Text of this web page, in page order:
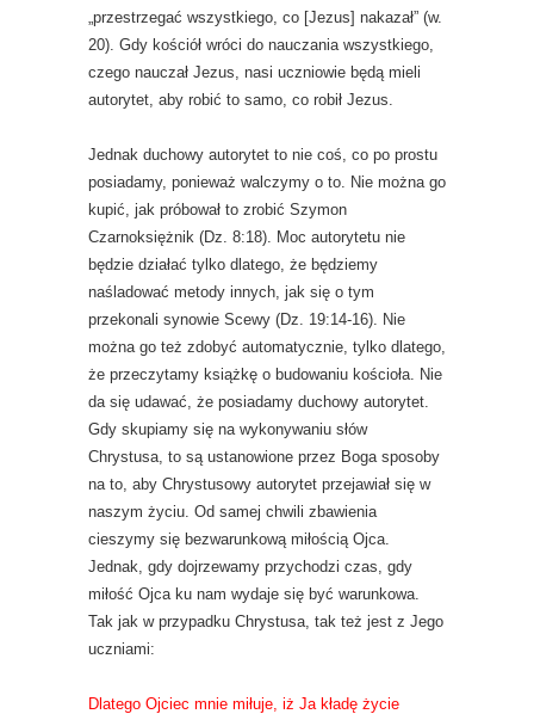
„przestrzegać wszystkiego, co [Jezus] nakazał” (w.
20). Gdy kościół wróci do nauczania wszystkiego,
czego nauczał Jezus, nasi uczniowie będą mieli
autorytet, aby robić to samo, co robił Jezus.
Jednak duchowy autorytet to nie coś, co po prostu
posiadamy, ponieważ walczymy o to. Nie można go
kupić, jak próbował to zrobić Szymon
Czarnoksiężnik (Dz. 8:18). Moc autorytetu nie
będzie działać tylko dlatego, że będziemy
naśladować metody innych, jak się o tym
przekonali synowie Scewy (Dz. 19:14-16). Nie
można go też zdobyć automatycznie, tylko dlatego,
że przeczytamy książkę o budowaniu kościoła. Nie
da się udawać, że posiadamy duchowy autorytet.
Gdy skupiamy się na wykonywaniu słów
Chrystusa, to są ustanowione przez Boga sposoby
na to, aby Chrystusowy autorytet przejawiał się w
naszym życiu. Od samej chwili zbawienia
cieszymy się bezwarunkową miłością Ojca.
Jednak, gdy dojrzewamy przychodzi czas, gdy
miłość Ojca ku nam wydaje się być warunkowa.
Tak jak w przypadku Chrystusa, tak też jest z Jego
uczniami:
Dlatego Ojciec mnie miłuje, iż Ja kładę życie